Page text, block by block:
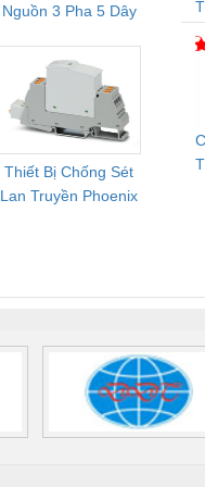
Nguồn 3 Pha 5 Dây
FLT-SEC-P-T1-3S-
264/50-FM -
2909589
Thiết Bị Chống Sét
Lan Truyền Phoenix
Bộ